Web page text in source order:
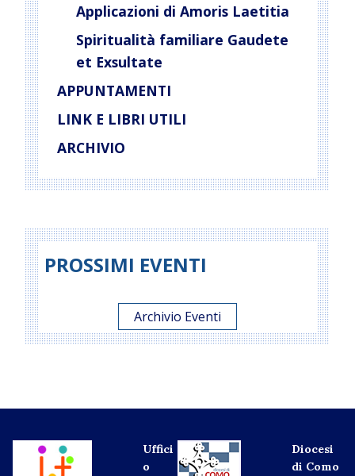
Applicazioni di Amoris Laetitia
Spiritualità familiare Gaudete
et Exsultate
APPUNTAMENTI
LINK E LIBRI UTILI
ARCHIVIO
PROSSIMI EVENTI
Archivio Eventi
Uffici
o
Diocesi
di Como